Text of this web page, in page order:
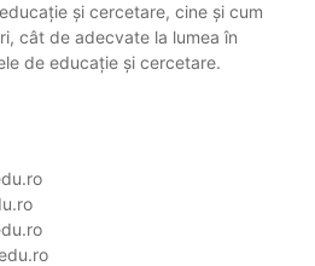
și cercetare, cine și cum
cât de adecvate la lumea în
de educație și cercetare.